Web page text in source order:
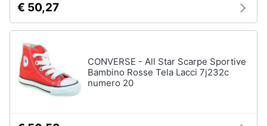
€ 50,27
CONVERSE - All Star Scarpe Sportive
Bambino Rosse Tela Lacci 7j232c
numero 20